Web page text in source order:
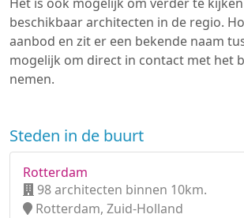
beschikbaar architecten in de regio.
aanbod en zit er een bekende naam
mogelijk om direct in contact met het
nemen.
Steden in de buurt
Rotterdam
98 architecten binnen 10km.
Rotterdam, Zuid-Holland